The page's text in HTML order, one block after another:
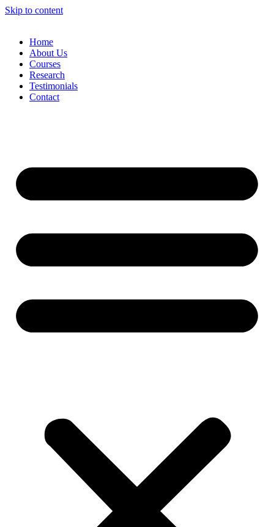
Skip to content
Home
About Us
Courses
Research
Testimonials
Contact